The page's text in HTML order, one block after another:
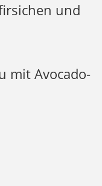
und
mit Avocado-